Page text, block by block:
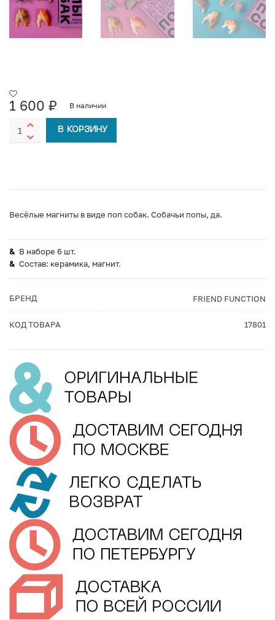
1 600 ₽ В наличии
В КОРЗИНУ
Весёлые магниты в виде поп собак. Собачьи попы, да.
В наборе 6 шт.
Состав: керамика, магнит.
БРЕНД FRIEND FUNCTION
КОД ТОВАРА 17801